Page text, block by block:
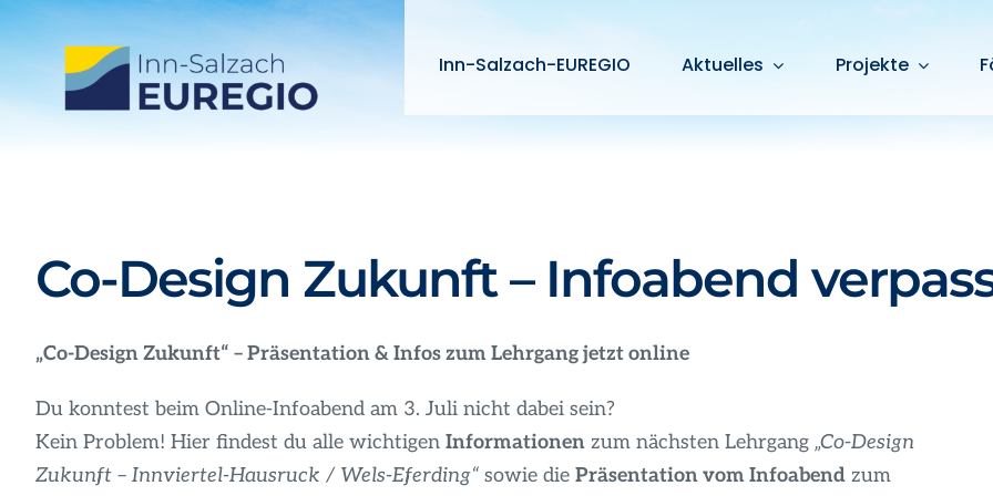
springen
Inn-Salzach-EUREGIO Aktuelles Projekte
Co-Design Zukunft – Infoabend
„Co-Design Zukunft“ – Präsentation & Infos zum Lehrgang jetzt online
Du konntest beim Online-Infoabend am 3. Juli nicht dabei sein?
Kein Problem! Hier findest du alle wichtigen Informationenzum nächsten Lehrgang „Co-Design
Zukunft – Innviertel-Hausruck / Wels-Eferding“ sowie die Präsentation vom Infoabendzum